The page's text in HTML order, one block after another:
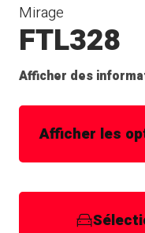
Mirage
FTL328
Afficher des
Afficher les